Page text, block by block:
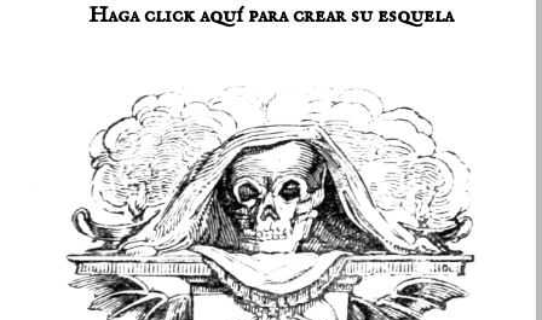
Haga click aquí para crear su esquela